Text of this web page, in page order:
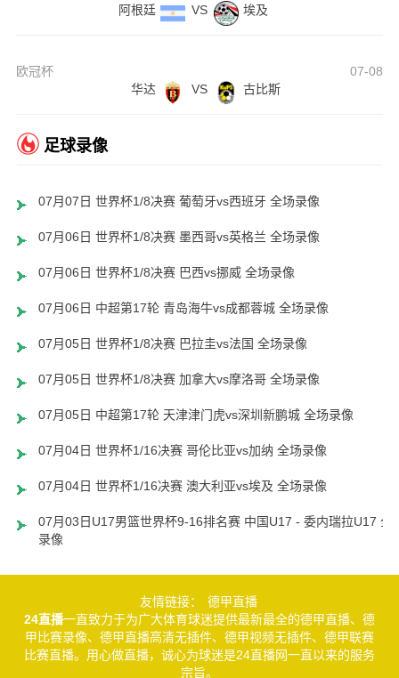
阿根廷
VS 埃及
欧冠杯
07-08
华达
VS 古比斯
足球录像
07月07日 世界杯1/8决赛 葡萄牙vs西班牙 全场录像
07月06日 世界杯1/8决赛 墨西哥vs英格兰 全场录像
07月06日 世界杯1/8决赛 巴西vs挪威 全场录像
07月06日 中超第17轮 青岛海牛vs成都蓉城 全场录像
07月05日 世界杯1/8决赛 巴拉圭vs法国 全场录像
07月05日 世界杯1/8决赛 加拿大vs摩洛哥 全场录像
07月05日 中超第17轮 天津津门虎vs深圳新鹏城 全场录像
07月04日 世界杯1/16决赛 哥伦比亚vs加纳 全场录像
07月04日 世界杯1/16决赛 澳大利亚vs埃及 全场录像
07月03日U17男篮世界杯9-16排名赛 中国U17 - 委内瑞拉U17 全
录像
友情链接：
德甲直播
24直播一直致力于为广大体育球迷提供最新最全的德甲直播、德
甲比赛录像、德甲直播高清无插件、德甲视频无插件、德甲联赛
比赛直播。用心做直播，诚心为球迷是24直播网一直以来的服务
宗旨。